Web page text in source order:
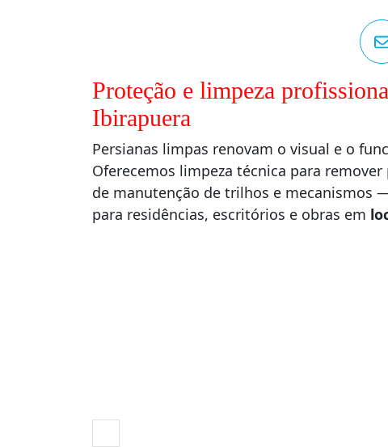
Proteção e limpeza
Ibirapuera
Persianas limpas renovam o visual e o
Oferecemos limpeza técnica para
de manutenção de trilhos e mecanismos
para residências, escritórios e obras em